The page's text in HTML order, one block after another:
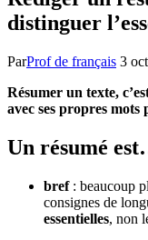
distinguer
ParProf de français 3
Résumer un texte,
avec ses propres
Un résumé
bref: beaucoup
consignes de
essentielles, non